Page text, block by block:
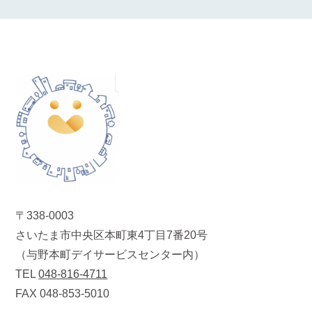
〒338-0003
さいたま市中央区本町東4丁目7番20号
（与野本町デイサービスセンター内）
TEL048-816-4711
FAX 048-853-5010